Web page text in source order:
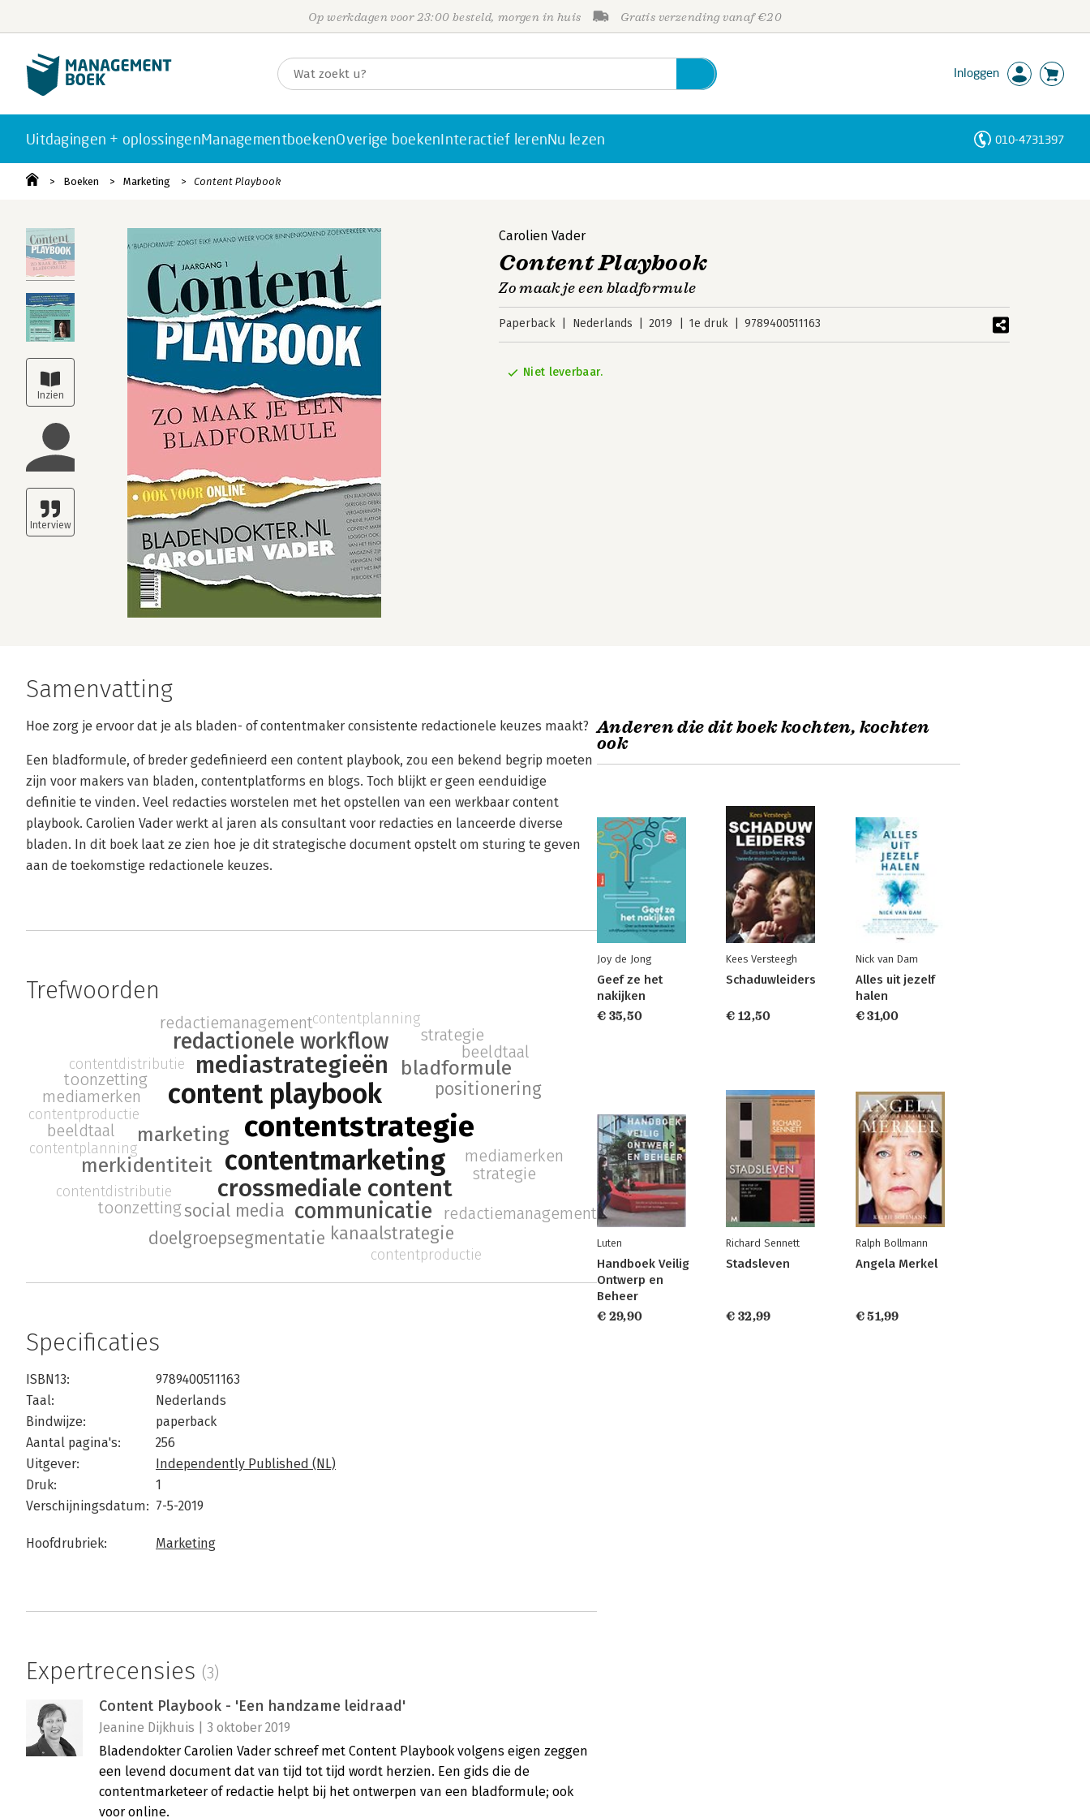
Op werkdagen voor 23:00 besteld, morgen in huis Gratis verzending vanaf €20
Inloggen
Uitdagingen + oplossingenManagementboekenOverige boekenInteractief lerenNu lezen 010-4731397
Boeken Marketing Content Playbook
Carolien Vader
Content Playbook
Zo maak je een bladformule
Paperback Nederlands 2019 1e druk 9789400511163
Niet leverbaar.
Samenvatting
Hoe zorg je ervoor dat je als bladen- of contentmaker consistente redactionele keuzes maakt?
Een bladformule, of breder gedefinieerd een content playbook, zou een bekend begrip moeten
zijn voor makers van bladen, contentplatforms en blogs. Toch blijkt er geen eenduidige
definitie te vinden. Veel redacties worstelen met het opstellen van een werkbaar content
playbook. Carolien Vader werkt al jaren als consultant voor redacties en lanceerde diverse
bladen. In dit boek laat ze zien hoe je dit strategische document opstelt om sturing te geven
aan de toekomstige redactionele keuzes.
Trefwoorden
contentstrategie
contentmarketing
content playbook
mediastrategieën
crossmediale content
communicatie
redactionele workflow
merkidentiteit
marketing
bladformule
positionering
social media
kanaalstrategie
doelgroepsegmentatie
mediamerken
toonzetting
contentdistributie
contentplanning
strategie
beeldtaal
redactiemanagement
contentproductie
mediamerken
toonzetting
contentdistributie
contentplanning
strategie
beeldtaal
redactiemanagement
contentproductie
Specificaties
ISBN13:
9789400511163
Taal:
Nederlands
Bindwijze:
paperback
Aantal pagina's:
256
Uitgever:
Independently Published (NL)
Druk:
1
Verschijningsdatum: 7-5-2019
Hoofdrubriek: Marketing
Expertrecensies (3)
Content Playbook - 'Een handzame leidraad'
Jeanine Dijkhuis | 3 oktober 2019
Bladendokter Carolien Vader schreef met Content Playbook volgens eigen zeggen
een levend document dat van tijd tot tijd wordt herzien. Een gids die de
contentmarketeer of redactie helpt bij het ontwerpen van een bladformule; ook
voor online.
Anderen die dit boek kochten, kochten
ook
Joy de Jong
Geef ze het
nakijken
€ 35,50
Kees Versteegh
Schaduwleiders
€ 12,50
Nick van Dam
Alles uit jezelf
halen
€ 31,00
Luten
Handboek Veilig
Ontwerp en
Beheer
€ 29,90
Richard Sennett
Stadsleven
€ 32,99
Ralph Bollmann
Angela Merkel
€ 51,99
Personen